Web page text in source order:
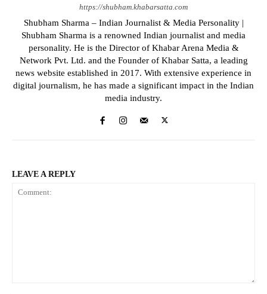
https://shubham.khabarsatta.com
Shubham Sharma – Indian Journalist & Media Personality |
Shubham Sharma is a renowned Indian journalist and media
personality. He is the Director of Khabar Arena Media &
Network Pvt. Ltd. and the Founder of Khabar Satta, a leading
news website established in 2017. With extensive experience in
digital journalism, he has made a significant impact in the Indian
media industry.
LEAVE A REPLY